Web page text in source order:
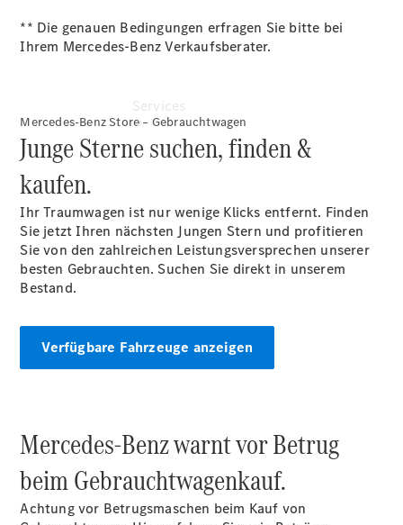
Übersicht
Serviceangebote
Teile &
Zubehör
Rückrufe &
Umrüstungen
Warnung: Betrug
Gebrauchtwagenkauf
** Die genauen Bedingungen erfragen Sie bitte bei
Ihrem Mercedes-Benz Verkaufsberater.
Mercedes-Benz Store – Gebrauchtwagen
Junge Sterne suchen, finden &
kaufen.
Ihr Traumwagen ist nur wenige Klicks entfernt. Finden
Sie jetzt Ihren nächsten Jungen Stern und profitieren
Sie von den zahlreichen Leistungsversprechen unserer
besten Gebrauchten. Suchen Sie direkt in unserem
Bestand.
Verfügbare Fahrzeuge anzeigen
Mercedes-Benz warnt vor Betrug
beim Gebrauchtwagenkauf.
Achtung vor Betrugsmaschen beim Kauf von